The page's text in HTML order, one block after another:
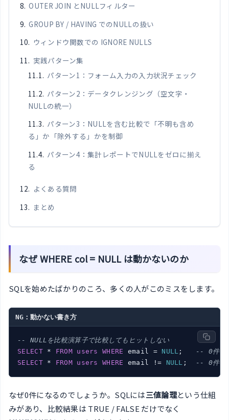
OUTER JOIN とNULLフィルター
GROUP BY / HAVING でのNULLの扱い
ウィンドウ関数での IGNORE NULLS
実践パターン集
パターン1：フォーム入力の入力状況チェック
パターン2：データクレンジング（空文字・
NULLの統一）
パターン3：NULLを含む比較で「不明も含め
る」か「除外する」かを制御
パターン4：集計レポートでNULLをゼロに揃え
る
よくある質問
まとめ
なぜ WHERE col = NULL は動かないのか
SQLを始めたばかりのころ、多くの人がこのミスをします。
NG：動かない書き方
-- NULLを比較演算子で比較してもヒットしない
SELECT * FROM users WHERE email = NULL ;
-- 0件
SELECT * FROM users WHERE email != NULL ; -- 0件
なぜ0件になるのでしょうか。SQLには三値論理という仕組
みがあり、比較結果は TRUE / FALSE だけでなく